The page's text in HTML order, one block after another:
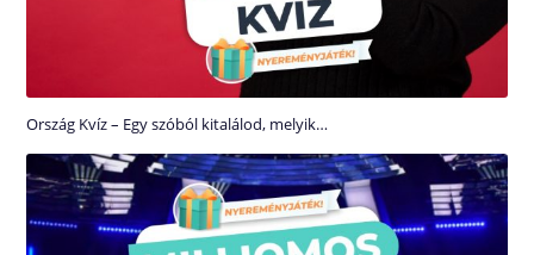
Ország Kvíz – Egy szóból kitalálod, melyik…